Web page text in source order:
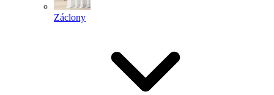
Záclony